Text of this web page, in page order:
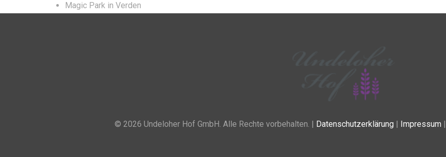
Magic Park in Verden
© 2026 Undeloher Hof GmbH. Alle Rechte vorbehalten. | Datenschutzerklärung | Impressum |